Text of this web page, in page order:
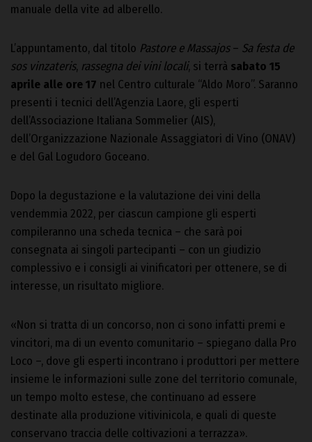
manuale della vite ad alberello.
L’appuntamento, dal titolo Pastore e Massajos– Sa festa de
sos vinzateris, rassegna dei vini locali, si terrà sabato 15
aprile alle ore 17 nel Centro culturale “Aldo Moro”. Saranno
presenti i tecnici dell’Agenzia Laore, gli esperti
dell’Associazione Italiana Sommelier (AIS),
dell’Organizzazione Nazionale Assaggiatori di Vino (ONAV)
e del Gal Logudoro Goceano.
Dopo la degustazione e la valutazione dei vini della
vendemmia 2022, per ciascun campione gli esperti
compileranno una scheda tecnica – che sarà poi
consegnata ai singoli partecipanti – con un giudizio
complessivo e i consigli ai vinificatori per ottenere, se di
interesse, un risultato migliore.
«Non si tratta di un concorso, non ci sono infatti premi e
vincitori, ma di un evento comunitario – spiegano dalla Pro
Loco –, dove gli esperti incontrano i produttori per mettere
insieme le informazioni sulle zone del territorio comunale,
un tempo molto estese, che continuano ad essere
destinate alla produzione vitivinicola, e quali di queste
conservano traccia delle coltivazioni a terrazza».